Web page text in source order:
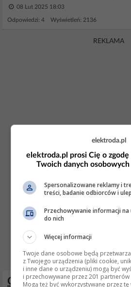
08 Lut 2025 18:03
Odpowiedzi: 4 Wyświetleń: 2136
REKLAMA
Corsa 1.5 D Isuzu - brak
elektroda.pl
elektroda.pl prosi Cię o
Twoich danych
Spersonalizowane reklamy i
treści, badanie odbiorców i
Przechowywanie informacji
do nich
Więcej informacji
Twoje dane osobowe będą
z Twojego urządzenia (pliki cookie,
i inne dane o urządzeniu) mogą być
i przechowywane przez 201
Mogą też być wykorzystywane przez tę